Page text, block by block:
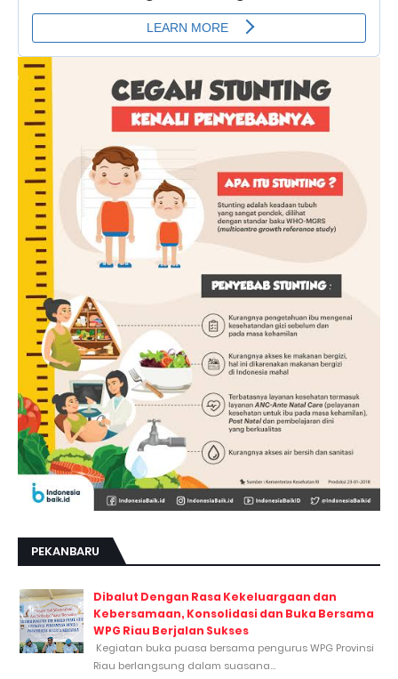
PEKANBARU
Dibalut Dengan Rasa Kekeluargaan dan
Kebersamaan, Konsolidasi dan Buka Bersama
WPG Riau Berjalan Sukses
Kegiatan buka puasa bersama pengurus WPG Provinsi
Riau berlangsung dalam suasana...